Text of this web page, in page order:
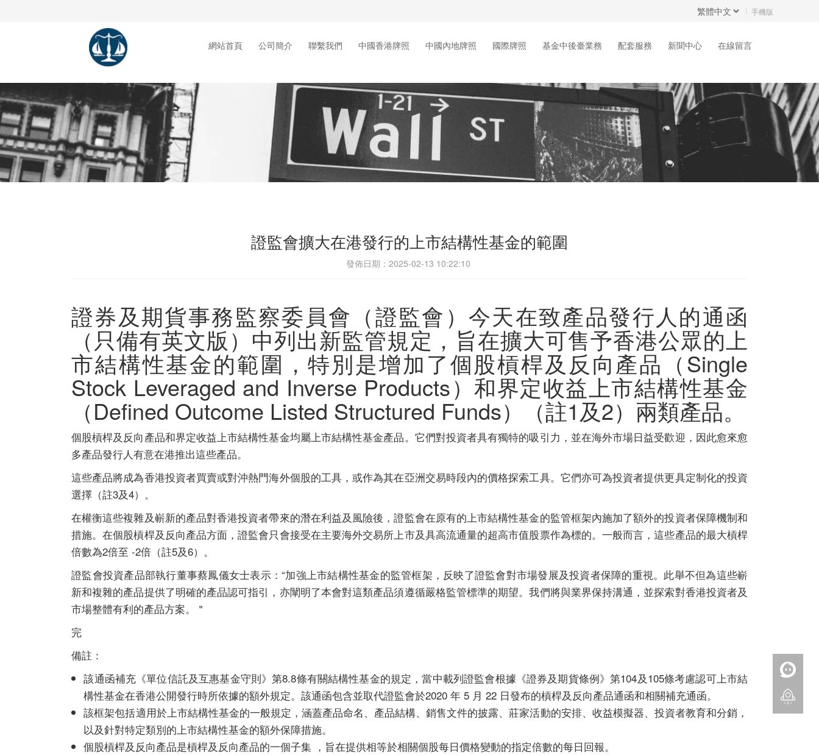
手機版
網站首頁 公司簡介 聯繫我們 中國香港牌照 中國內地牌照 國際牌照 基金中後臺業務 配套服務 新聞中心 在線留言
證監會擴大在港發行的上市結構性基金的範圍
發佈日期：2025-02-13 10:22:10
證券及期貨事務監察委員會（證監會）今天在致產品發行人的通函
（只備有英文版）中列出新監管規定，旨在擴大可售予香港公眾的上
市結構性基金的範圍，特別是增加了個股槓桿及反向產品（Single
Stock Leveraged and Inverse Products）和界定收益上市結構性基金
（Defined Outcome Listed Structured Funds）（註1及2）兩類產品。
個股槓桿及反向產品和界定收益上市結構性基金均屬上市結構性基金產品。它們對投資者具有獨特的吸引力，並在海外市場日益受歡迎，因此愈來愈
多產品發行人有意在港推出這些產品。
這些產品將成為香港投資者買賣或對沖熱門海外個股的工具，或作為其在亞洲交易時段內的價格探索工具。它們亦可為投資者提供更具定制化的投資
選擇（註3及4）。
在權衡這些複雜及嶄新的產品對香港投資者帶來的潛在利益及風險後，證監會在原有的上市結構性基金的監管框架內施加了額外的投資者保障機制和
措施。在個股槓桿及反向產品方面，證監會只會接受在主要海外交易所上市及具高流通量的超高市值股票作為標的。一般而言，這些產品的最大槓桿
倍數為2倍至 -2倍（註5及6）。
證監會投資產品部執行董事蔡鳳儀女士表示：“加強上市結構性基金的監管框架，反映了證監會對市場發展及投資者保障的重視。此舉不但為這些嶄
新和複雜的產品提供了明確的產品認可指引，亦闡明了本會對這類產品須遵循嚴格監管標準的期望。我們將與業界保持溝通，並探索對香港投資者及
市場整體有利的產品方案。＂
完
備註：
該通函補充《單位信託及互惠基金守則》第8.8條有關結構性基金的規定，當中載列證監會根據《證券及期貨條例》第104及105條考慮認可上市結
構性基金在香港公開發行時所依據的額外規定。該通函包含並取代證監會於2020 年 5 月 22 日發布的槓桿及反向產品通函和相關補充通函。
該框架包括適用於上市結構性基金的一般規定，涵蓋產品命名、產品結構、銷售文件的披露、莊家活動的安排、收益模擬器、投資者教育和分銷，
以及針對特定類別的上市結構性基金的額外保障措施。
個股槓桿及反向產品是槓桿及反向產品的一個子集 ，旨在提供相等於相關個股每日價格變動的指定倍數的每日回報。